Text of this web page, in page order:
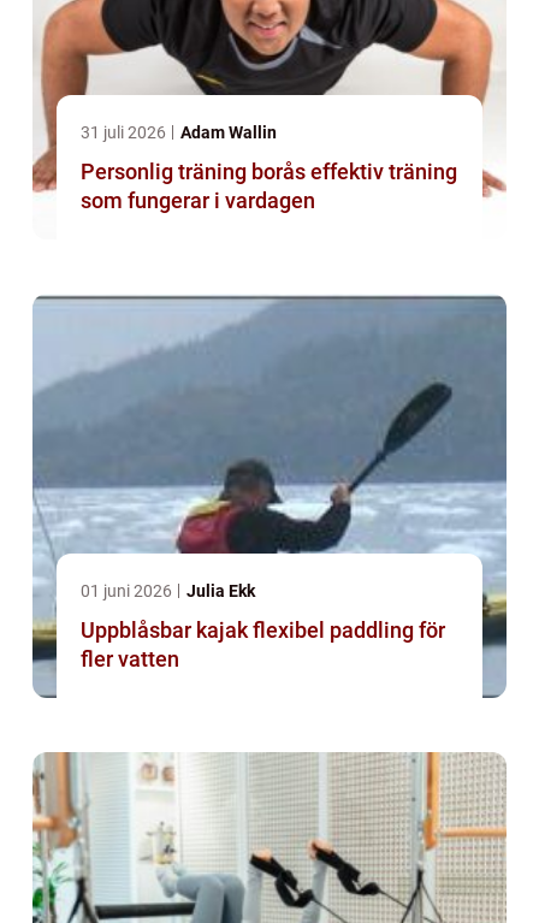
31 juli 2026 Adam Wallin
Personlig träning borås effektiv träning
som fungerar i vardagen
01 juni 2026 Julia Ekk
Uppblåsbar kajak flexibel paddling för
fler vatten